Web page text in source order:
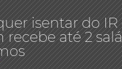
isentar do IR
recebe até 2